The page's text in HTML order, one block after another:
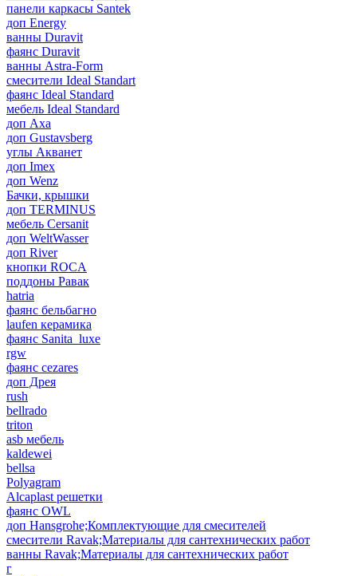
панели каркасы Santek
доп Energy
ванны Duravit
фаянс Duravit
ванны Astra-Form
смесители Ideal Standart
фаянс Ideal Standard
мебель Ideal Standard
доп Axa
доп Gustavsberg
углы Акванет
доп Imex
доп Wenz
Бачки, крышки
доп TERMINUS
мебель Cersanit
доп WeltWasser
доп River
кнопки ROCA
поддоны Равак
hatria
фаянс бельбагно
laufen керамика
фаянс Sanita_luxe
rgw
фаянс cezares
доп Дрея
rush
bellrado
triton
asb мебель
kaldewei
bellsa
Polyagram
Alcaplast решетки
фаянс OWL
доп Hansgrohe;Комплектующие для смесителей
смесители Ravak;Материалы для сантехнических работ
ванны Ravak;Материалы для сантехнических работ
г